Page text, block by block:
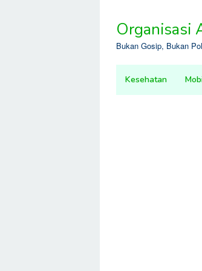
contentOrganisasi
Bukan Gosip, Bukan
Kesehatan